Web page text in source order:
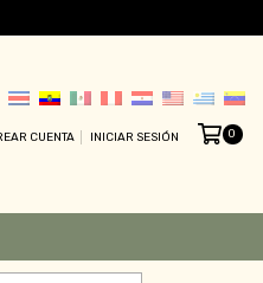
CUENTA INICIAR SESIÓN 0